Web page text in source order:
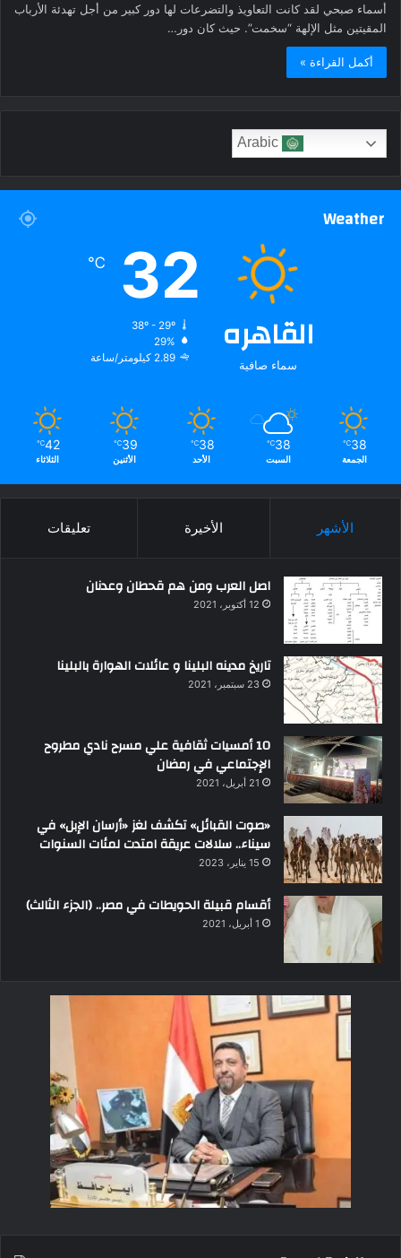
أسماء صبحي لقد كانت التعاويذ والتضرعات لها دور كبير من أجل تهدئة الأرباب
المقيتين مثل الإلهة “سخمت”. حيث كان دور…
أكمل القراءة »
Weather
القاهره
سماء صافية
32
℃
38º - 29º
29%
2.89 كيلومتر/ساعة
38
℃
الجمعة
38
℃
السبت
38
℃
الأحد
39
℃
الأثنين
42
℃
الثلاثاء
الأشهر الأخيرة تعليقات
اصل العرب ومن هم قحطان وعدنان
12 أكتوبر، 2021
تاريخ مدينه البلينا و عائلات الهوارة بالبلينا
23 سبتمبر، 2021
10 أمسيات ثقافية علي مسرح نادي مطروح
الإجتماعي في رمضان
21 أبريل، 2021
«صوت القبائل» تكشف لغز «أرسان الإبل» في
سيناء.. سلالات عريقة امتدت لمئات السنوات
15 يناير، 2023
أقسام قبيلة الحويطات في مصر.. (الجزء الثالث)
1 أبريل، 2021